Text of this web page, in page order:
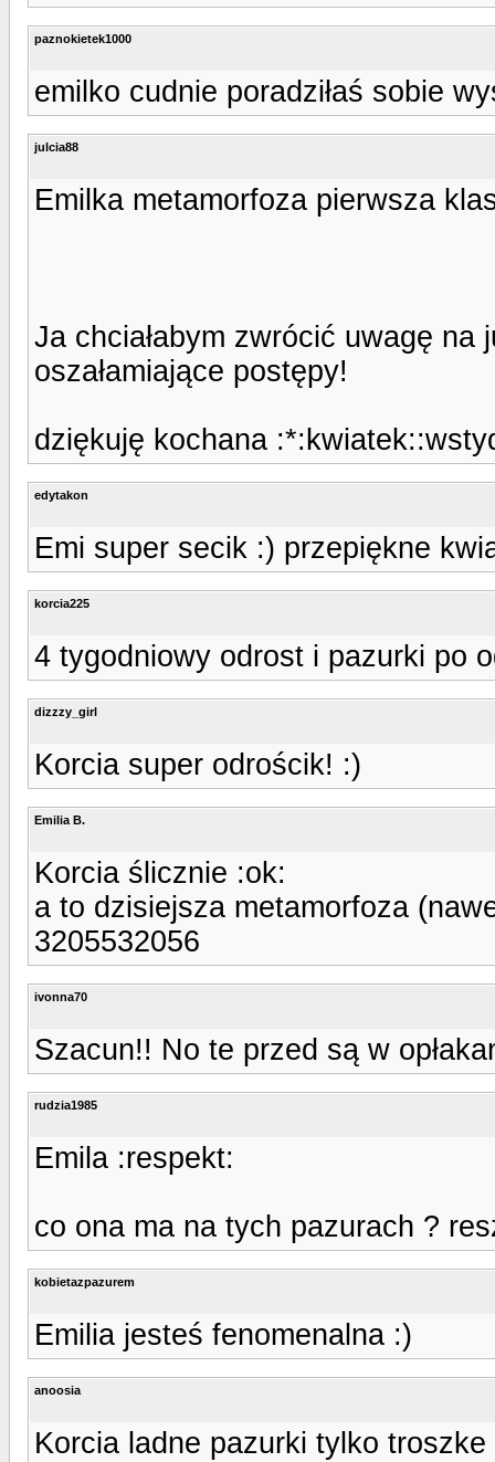
paznokietek1000
emilko cudnie poradziłaś sobie
julcia88
Emilka metamorfoza pierwsza
Ja chciałabym zwrócić uwagę na
oszałamiające postępy!
dziękuję kochana
edytakon
Emi super secik :) przepiękne
korcia225
4 tygodniowy odrost i pazurki po
dizzzy_girl
Korcia super odrościk! :)
Emilia B.
Korcia ślicznie :ok:
a to dzisiejsza metamorfoza
3205532056
ivonna70
Szacun!! No te przed są w
rudzia1985
Emila :respekt:
co ona ma na tych pazurach ?
kobietazpazurem
Emilia jesteś fenomenalna :)
anoosia
Korcia ladne pazurki tylko